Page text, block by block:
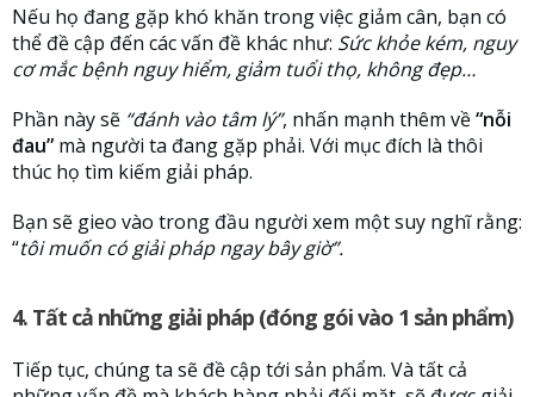
Nếu họ đang gặp khó khăn trong việc giảm cân, bạn có
thể đề cập đến các vấn đề khác như: Sức khỏe kém, nguy
cơ mắc bệnh nguy hiểm, giảm tuổi thọ, không đẹp…
Phần này sẽ “đánh vào tâm lý”, nhấn mạnh thêm về“nỗi
đau” mà người ta đang gặp phải. Với mục đích là thôi
thúc họ tìm kiếm giải pháp.
Bạn sẽ gieo vào trong đầu người xem một suy nghĩ rằng:
“tôi muốn có giải pháp ngay bây giờ”.
4. Tất cả những giải pháp (đóng gói vào 1 sản phẩm)
Tiếp tục, chúng ta sẽ đề cập tới sản phẩm. Và tất cả